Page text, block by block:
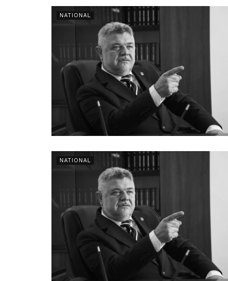
NATIONAL
NATIONAL